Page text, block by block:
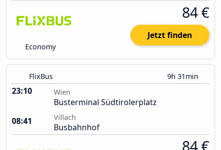
Economy
84 €
Jetzt finden
FlixBus 9h 31min
23:10 Wien
Busterminal Südtirolerplatz
08:41
Villach
Busbahnhof
84 €